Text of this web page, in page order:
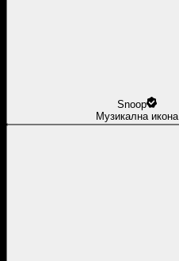
Snoop
Музикална икона